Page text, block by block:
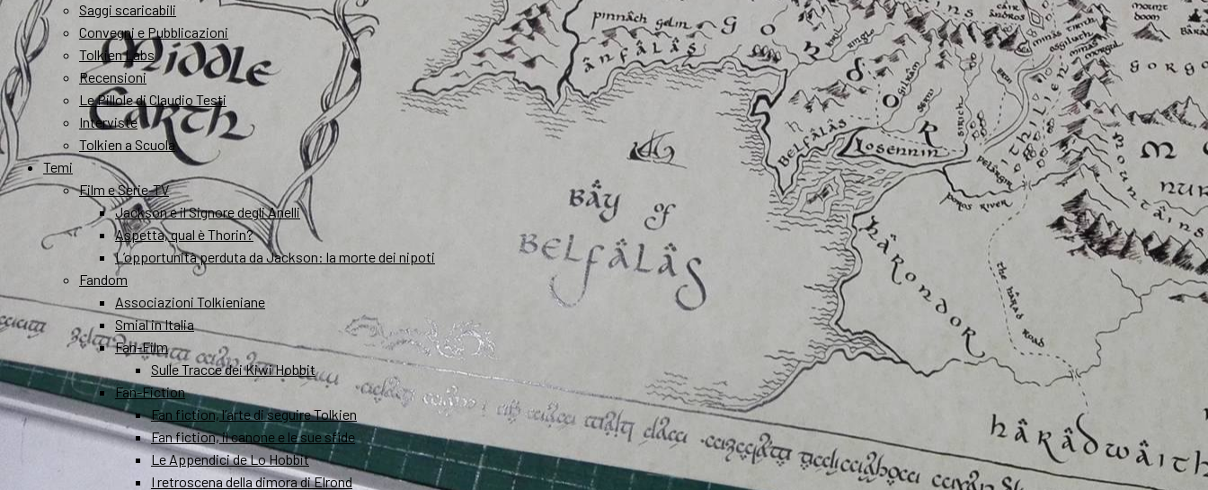
Saggi scaricabili
Convegni e Pubblicazioni
Tolkien Labs
Recensioni
Le Pillole di Claudio Testi
Interviste
Tolkien a Scuola
Temi
Film e Serie-TV
Jackson e il Signore degli Anelli
Aspetta, qual è Thorin?
L’opportunità perduta da Jackson: la morte dei nipoti
Fandom
Associazioni Tolkieniane
Smial in Italia
Fan-Film
Sulle Tracce dei Kiwi Hobbit
Fan-Fiction
Fan fiction, l’arte di seguire Tolkien
Fan fiction, il canone e le sue sfide
Le Appendici de Lo Hobbit
I retroscena della dimora di Elrond